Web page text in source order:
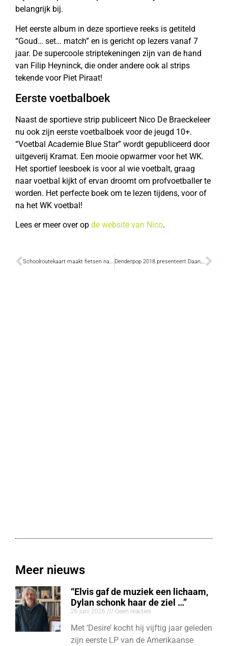
belangrijk bij.
Het eerste album in deze sportieve reeks is getiteld
“Goud… set… match” en is gericht op lezers vanaf 7
jaar. De supercoole striptekeningen zijn van de hand
van Filip Heyninck, die onder andere ook al strips
tekende voor Piet Piraat!
Eerste voetbalboek
Naast de sportieve strip publiceert Nico De Braeckeleer
nu ook zijn eerste voetbalboek voor de jeugd 10+.
“Voetbal Academie Blue Star” wordt gepubliceerd door
uitgeverij Kramat. Een mooie opwarmer voor het WK.
Het sportief leesboek is voor al wie voetbalt, graag
naar voetbal kijkt of ervan droomt om profvoetballer te
worden. Het perfecte boek om te lezen tijdens, voor of
na het WK voetbal!
Lees er meer over op de website van Nico.
Schoolroutekaart maakt fietsen naar en van school veiliger Denderpop 2018 presenteert Daan, Les Truttes en Jebroer
Meer nieuws
“Elvis gaf de muziek een lichaam,
Dylan schonk haar de ziel …”
26 juni 2026 Geen reacties
Met ‘Desire’ kocht hij vijftig jaar geleden
zijn eerste LP van de Amerikaanse